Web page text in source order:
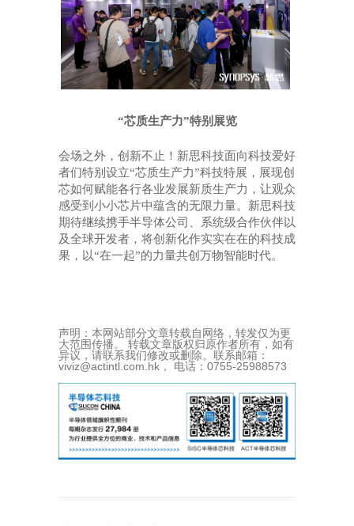
“芯质生产力”特别展览
会场之外，创新不止！新思科技面向科技爱好
者们特别设立“芯质生产力”科技特展，展现创
芯如何赋能各行各业发展新质生产力，让观众
感受到小小芯片中蕴含的无限力量。新思科技
期待继续携手半导体公司、系统级合作伙伴以
及全球开发者，将创新化作实实在在的科技成
果，以“在一起”的力量共创万物智能时代。
声明：本网站部分文章转载自网络，转发仅为更
大范围传播。 转载文章版权归原作者所有，如有
异议，请联系我们修改或删除。联系邮箱：
viviz@actintl.com.hk， 电话：0755-25988573